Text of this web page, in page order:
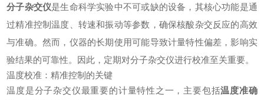
分子杂交仪是生命科学实验中不可或缺的设备，其核心功能是通
过精准控制温度、转速和振动等参数，确保核酸杂交反应的高效
与准确。然而，仪器的长期使用可能导致计量特性偏差，影响实
验结果的可靠性。因此，定期对分子杂交仪进行校准至关重要。
温度校准：精准控制的关键
温度是分子杂交仪最重要的计量特性之一，主要包括温度准确